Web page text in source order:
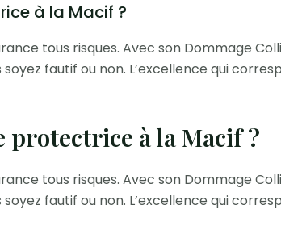
à la Macif ?
tous risques. Avec son Dommage
fautif ou non. L’excellence qui
protectrice à la Macif ?
tous risques. Avec son Dommage
fautif ou non. L’excellence qui